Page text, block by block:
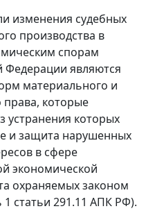
изменения судебных
производства в
спорам
Федерации являются
материального и
которые
устранения которых
и защита нарушенных
в сфере
экономической
охраняемых законом
статьи 291.11 АПК РФ).